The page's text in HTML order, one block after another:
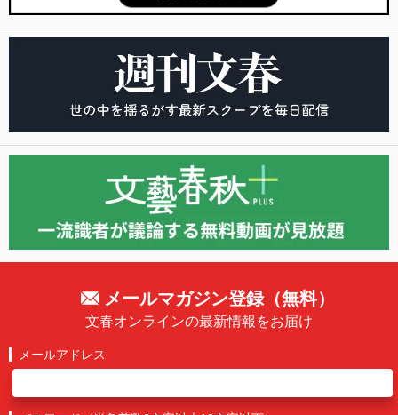
メールマガジン登録（無料）
文春オンラインの最新情報をお届け
メールアドレス